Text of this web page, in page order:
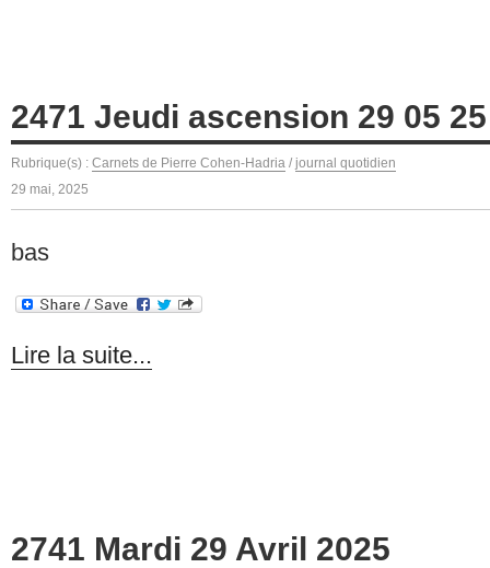
2471 Jeudi ascension 29 05 25
Rubrique(s) : Carnets de Pierre Cohen-Hadria / journal quotidien
29 mai, 2025
bas
Lire la suite...
2741 Mardi 29 Avril 2025